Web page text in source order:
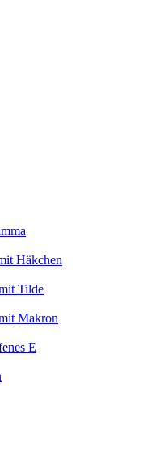
Häkchen
Tilde
Makron
E